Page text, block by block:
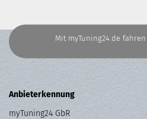
Mit myTuning24.de
Anbieterkennung
myTuning24 GbR